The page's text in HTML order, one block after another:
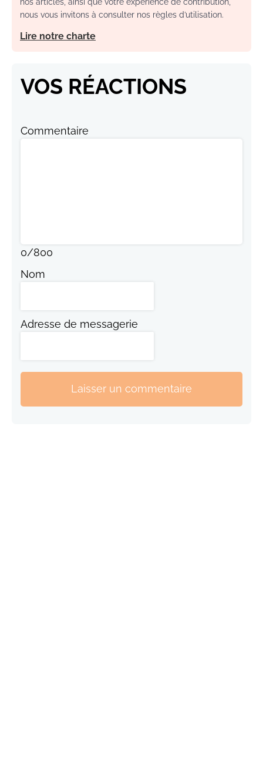
nous vous invitons à consulter nos règles d’utilisation.
Lire notre charte
VOS RÉACTIONS
Commentaire
0/800
Nom
Adresse de messagerie
Laisser un commentaire